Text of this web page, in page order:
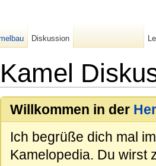
Kamel
Willkommen in der
Ich begrüße dich mal
Kamelopedia. Du wirst
Diskussion